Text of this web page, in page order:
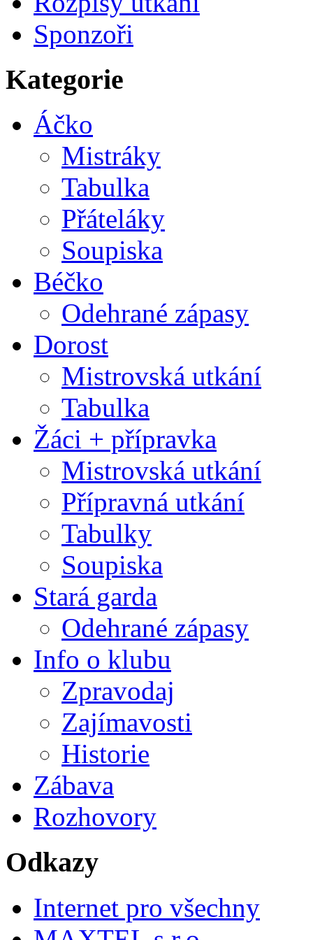
Sponzoři
Kategorie
Áčko
Mistráky
Tabulka
Přáteláky
Soupiska
Béčko
Odehrané zápasy
Dorost
Mistrovská utkání
Tabulka
Žáci + přípravka
Mistrovská utkání
Přípravná utkání
Tabulky
Soupiska
Stará garda
Odehrané zápasy
Info o klubu
Zpravodaj
Zajímavosti
Historie
Zábava
Rozhovory
Odkazy
Internet pro všechny